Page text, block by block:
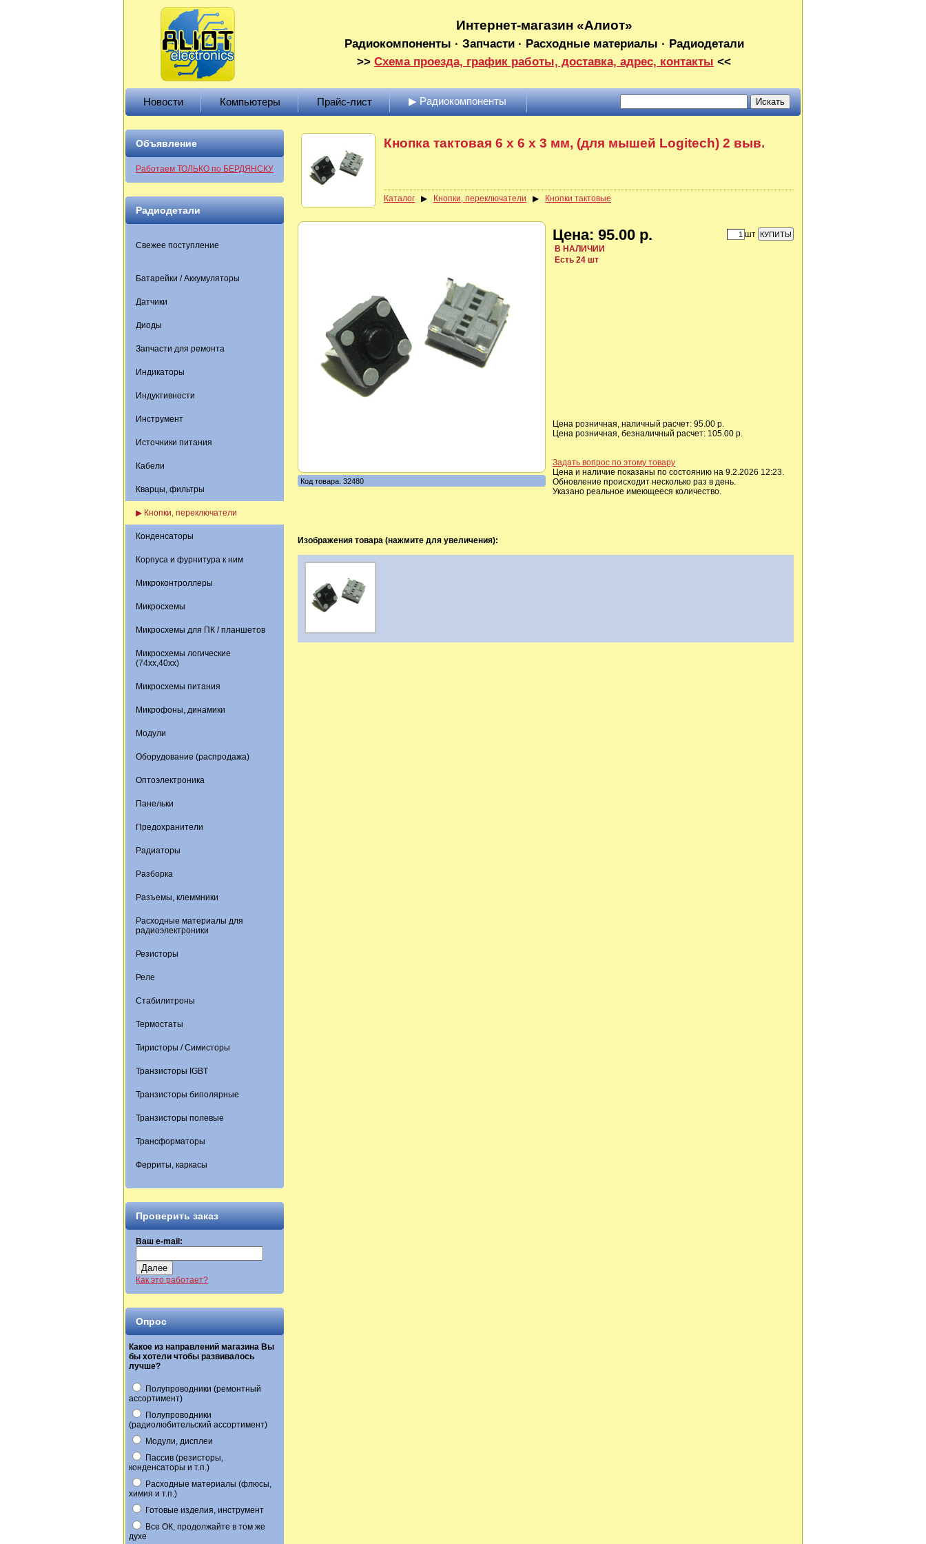
Интернет-магазин «Алиот»
Радиокомпоненты · Запчасти · Расходные материалы · Радиодетали
>> Схема проезда, график работы, доставка, адрес, контакты <<
Новости Компьютеры Прайс-лист ▶ Радиокомпоненты
Объявление
Работаем ТОЛЬКО по БЕРДЯНСКУ
Радиодетали
Свежее поступление
Батарейки / Аккумуляторы
Датчики
Диоды
Запчасти для ремонта
Индикаторы
Индуктивности
Инструмент
Источники питания
Кабели
Кварцы, фильтры
▶ Кнопки, переключатели
Конденсаторы
Корпуса и фурнитура к ним
Микроконтроллеры
Микросхемы
Микросхемы для ПК / планшетов
Микросхемы логические
(74xx,40xx)
Микросхемы питания
Микрофоны, динамики
Модули
Оборудование (распродажа)
Оптоэлектроника
Панельки
Предохранители
Радиаторы
Разборка
Разъемы, клеммники
Расходные материалы для
радиоэлектроники
Резисторы
Реле
Стабилитроны
Термостаты
Тиристоры / Симисторы
Транзисторы IGBT
Транзисторы биполярные
Транзисторы полевые
Трансформаторы
Ферриты, каркасы
Проверить заказ
Ваш e-mail:
Далее
Как это работает?
Опрос
Какое из направлений магазина Вы
бы хотели чтобы развивалось
лучше?
Полупроводники (ремонтный
ассортимент)
Полупроводники
(радиолюбительский ассортимент)
Модули, дисплеи
Пассив (резисторы,
конденсаторы и т.п.)
Расходные материалы (флюсы,
химия и т.п.)
Готовые изделия, инструмент
Все ОК, продолжайте в том же
духе
Кнопка тактовая 6 x 6 x 3 мм, (для мышей Logitech) 2 выв.
Каталог ▶ Кнопки, переключатели ▶ Кнопки тактовые
Код товара: 32480
Цена: 95.00 р.
В НАЛИЧИИ
Есть 24 шт
шт
Цена розничная, наличный расчет: 95.00 р.
Цена розничная, безналичный расчет: 105.00 р.
Задать вопрос по этому товару
Цена и наличие показаны по состоянию на 9.2.2026 12:23.
Обновление происходит несколько раз в день.
Указано реальное имеющееся количество.
Изображения товара (нажмите для увеличения):